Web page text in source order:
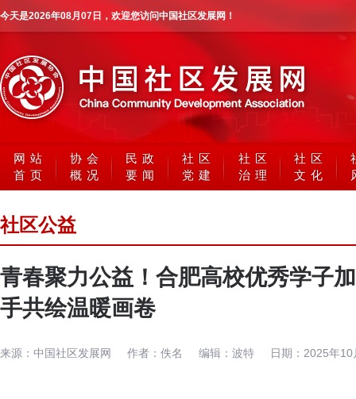
今天是2026年08月07日 ，欢迎您访问中国社区发展网！
网站
首页
协会
概况
民政
要闻
社区
党建
社区
治理
社区
文化
社区公益
青春聚力公益！合肥高校优秀学子
手共绘温暖画卷
来源： 中国社区发展网 作者： 佚名 编辑： 波特 日期： 2025年10